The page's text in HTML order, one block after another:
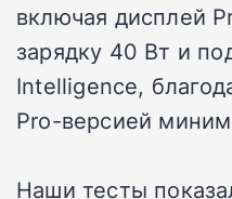
включая дисплей
зарядку 40 Вт и
Intelligence,
Pro-версией
Наши тесты